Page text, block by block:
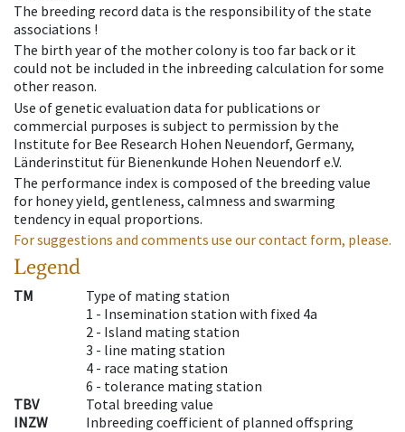
The breeding record data is the responsibility of the state
associations !
The birth year of the mother colony is too far back or it
could not be included in the inbreeding calculation for some
other reason.
Use of genetic evaluation data for publications or
commercial purposes is subject to permission by the
Institute for Bee Research Hohen Neuendorf, Germany,
Länderinstitut für Bienenkunde Hohen Neuendorf e.V.
The performance index is composed of the breeding value
for honey yield, gentleness, calmness and swarming
tendency in equal proportions.
For suggestions and comments use our contact form, please.
Legend
TM
Type of mating station
1 - Insemination station with fixed 4a
2 - Island mating station
3 - line mating station
4 - race mating station
6 - tolerance mating station
TBV
Total breeding value
INZW
Inbreeding coefficient of planned offspring